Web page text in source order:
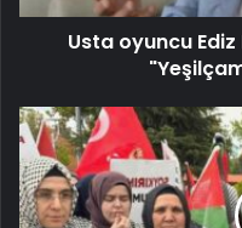
Usta oyuncu